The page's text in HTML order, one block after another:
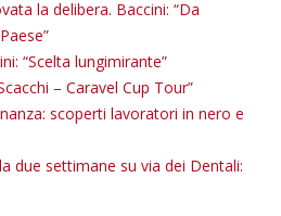
la delibera. Baccini: “Da
“Scelta lungimirante”
– Caravel Cup Tour”
scoperti lavoratori in nero e
due settimane su via dei Dentali: